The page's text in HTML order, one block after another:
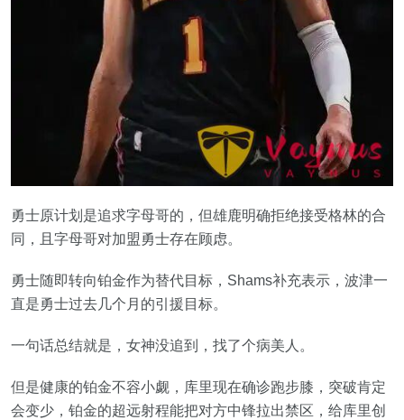
勇士原计划是追求字母哥的，但雄鹿明确拒绝接受格林的合
同，且字母哥对加盟勇士存在顾虑。
勇士随即转向铂金作为替代目标，Shams补充表示，波津一
直是勇士过去几个月的引援目标。
一句话总结就是，女神没追到，找了个病美人。
但是健康的铂金不容小觑，库里现在确诊跑步膝，突破肯定
会变少，铂金的超远射程能把对方中锋拉出禁区，给库里创